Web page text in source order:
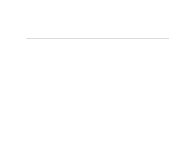
— 미국은 현재 78개의